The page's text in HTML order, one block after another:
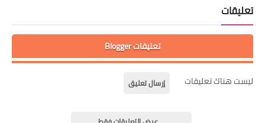
تعليقات
تعليقات Blogger
ليست هناك تعليقات إرسال تعليق